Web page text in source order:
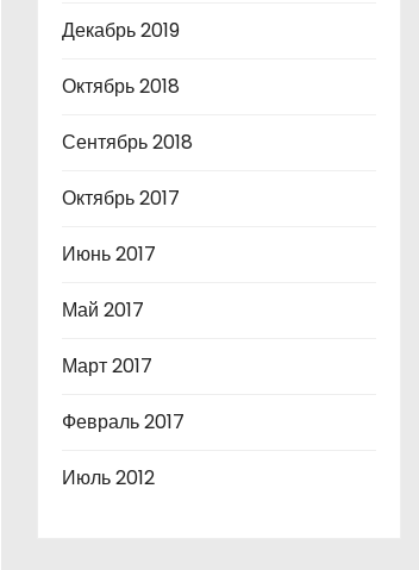
Декабрь 2019
Октябрь 2018
Сентябрь 2018
Октябрь 2017
Июнь 2017
Май 2017
Март 2017
Февраль 2017
Июль 2012